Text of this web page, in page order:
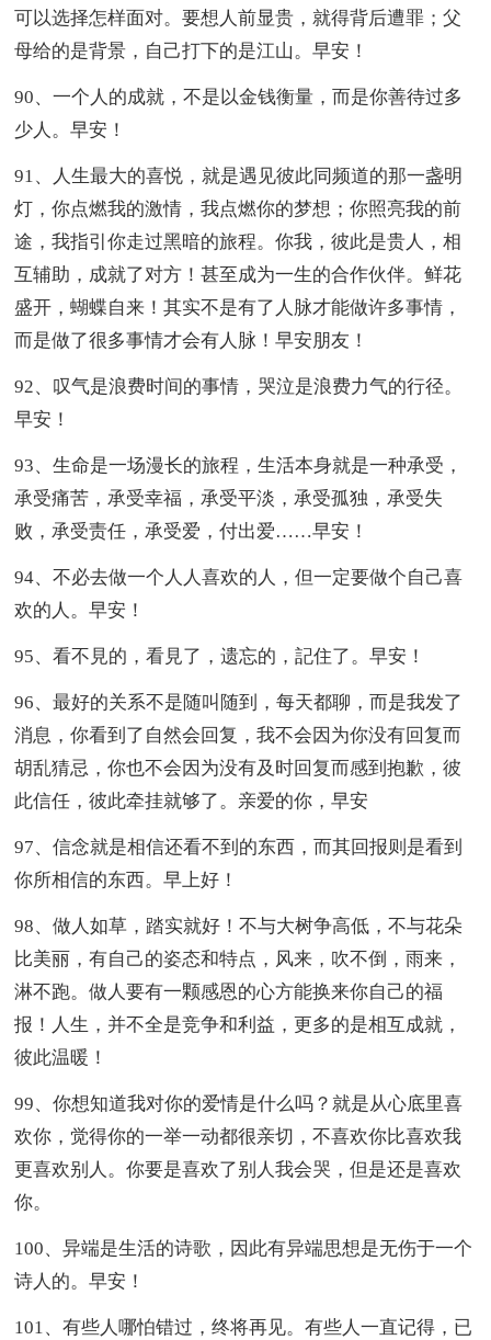
可以选择怎样面对。要想人前显贵，就得背后遭罪；父
母给的是背景，自己打下的是江山。早安！
90、一个人的成就，不是以金钱衡量，而是你善待过多
少人。早安！
91、人生最大的喜悦，就是遇见彼此同频道的那一盏明
灯，你点燃我的激情，我点燃你的梦想；你照亮我的前
途，我指引你走过黑暗的旅程。你我，彼此是贵人，相
互辅助，成就了对方！甚至成为一生的合作伙伴。鲜花
盛开，蝴蝶自来！其实不是有了人脉才能做许多事情，
而是做了很多事情才会有人脉！早安朋友！
92、叹气是浪费时间的事情，哭泣是浪费力气的行径。
早安！
93、生命是一场漫长的旅程，生活本身就是一种承受，
承受痛苦，承受幸福，承受平淡，承受孤独，承受失
败，承受责任，承受爱，付出爱……早安！
94、不必去做一个人人喜欢的人，但一定要做个自己喜
欢的人。早安！
95、看不見的，看見了，遗忘的，記住了。早安！
96、最好的关系不是随叫随到，每天都聊，而是我发了
消息，你看到了自然会回复，我不会因为你没有回复而
胡乱猜忌，你也不会因为没有及时回复而感到抱歉，彼
此信任，彼此牵挂就够了。亲爱的你，早安
97、信念就是相信还看不到的东西，而其回报则是看到
你所相信的东西。早上好！
98、做人如草，踏实就好！不与大树争高低，不与花朵
比美丽，有自己的姿态和特点，风来，吹不倒，雨来，
淋不跑。做人要有一颗感恩的心方能换来你自己的福
报！人生，并不全是竞争和利益，更多的是相互成就，
彼此温暖！
99、你想知道我对你的爱情是什么吗？就是从心底里喜
欢你，觉得你的一举一动都很亲切，不喜欢你比喜欢我
更喜欢别人。你要是喜欢了别人我会哭，但是还是喜欢
你。
100、异端是生活的诗歌，因此有异端思想是无伤于一个
诗人的。早安！
101、有些人哪怕错过，终将再见。有些人一直记得，已